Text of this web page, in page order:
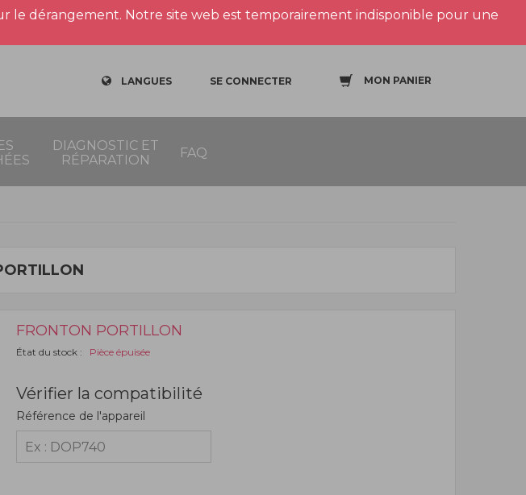
le dérangement. Notre site web est temporairement indisponible pour une
LANGUES SE CONNECTER MON PANIER
DIAGNOSTIC ET
RÉPARATION
FAQ
FRONTON PORTILLON
État du stock : Pièce épuisée
Vérifier la compatibilité
Référence de l'appareil